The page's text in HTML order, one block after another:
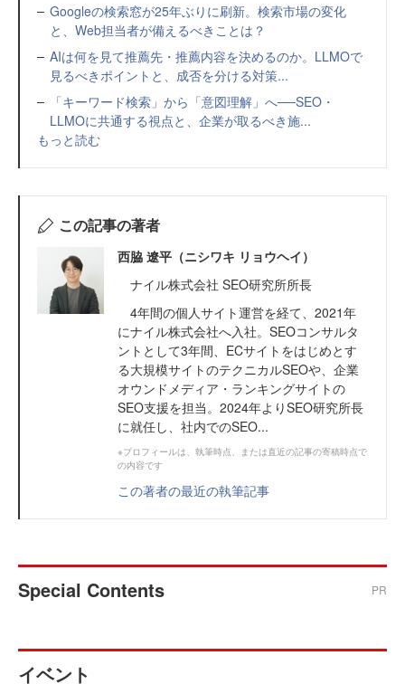
Googleの検索窓が25年ぶりに刷新。検索市場の変化
と、Web担当者が備えるべきことは？
AIは何を見て推薦先・推薦内容を決めるのか。LLMOで
見るべきポイントと、成否を分ける対策...
「キーワード検索」から「意図理解」へ──SEO・
LLMOに共通する視点と、企業が取るべき施...
もっと読む
この記事の著者
西脇 遼平（ニシワキ リョウヘイ）
ナイル株式会社 SEO研究所所長
4年間の個人サイト運営を経て、2021年
にナイル株式会社へ入社。SEOコンサルタ
ントとして3年間、ECサイトをはじめとす
る大規模サイトのテクニカルSEOや、企業
オウンドメディア・ランキングサイトの
SEO支援を担当。2024年よりSEO研究所長
に就任し、社内でのSEO...
※プロフィールは、執筆時点、または直近の記事の寄稿時点で
の内容です
この著者の最近の執筆記事
Special Contents PR
イベント